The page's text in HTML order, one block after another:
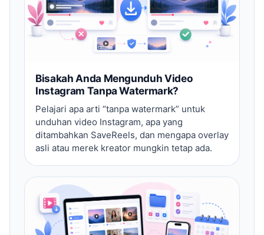
Bisakah Anda Mengunduh Video
Instagram Tanpa Watermark?
Pelajari apa arti “tanpa watermark” untuk
unduhan video Instagram, apa yang
ditambahkan SaveReels, dan mengapa overlay
asli atau merek kreator mungkin tetap ada.